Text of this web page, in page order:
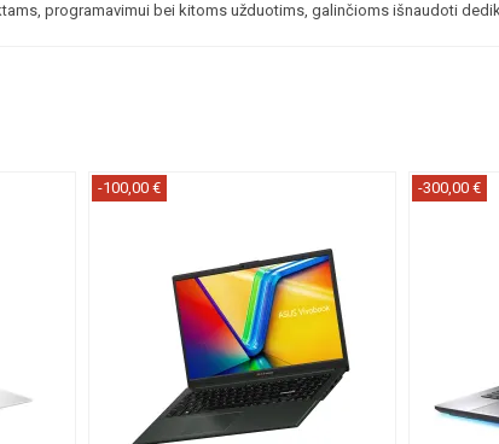
programavimui bei kitoms užduotims, galinčioms išnaudoti
-100,00 € -300,00 €